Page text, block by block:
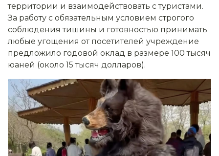
территории и взаимодействовать с туристами.
За работу с обязательным условием строгого
соблюдения тишины и готовностью принимать
любые угощения от посетителей учреждение
предложило годовой оклад в размере 100 тысяч
юаней (около 15 тысяч долларов).